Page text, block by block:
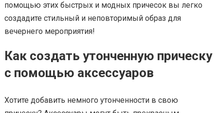
помощью этих быстрых и модных причесок вы легко
создадите стильный и неповторимый образ для
вечернего мероприятия!
Как создать утонченную прическу
с помощью аксессуаров
Хотите добавить немного утонченности в свою